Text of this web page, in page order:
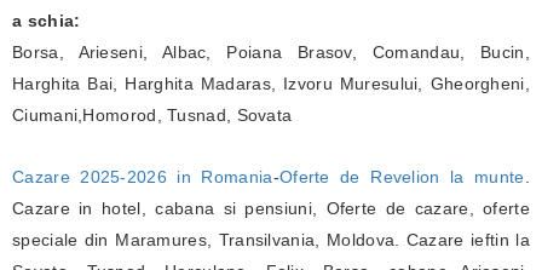
a schia:
Borsa, Arieseni, Albac, Poiana Brasov, Comandau, Bucin,
Harghita Bai, Harghita Madaras, Izvoru Muresului, Gheorgheni,
Ciumani,Homorod, Tusnad, Sovata
Cazare 2025-2026 in Romania-Oferte de Revelion la munte
Cazare in hotel, cabana si pensiuni, Oferte de cazare, oferte
speciale din Maramures, Transilvania, Moldova. Cazare ieftin la